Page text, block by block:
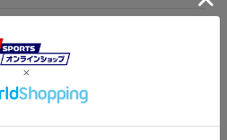
サイン・記念グッズ